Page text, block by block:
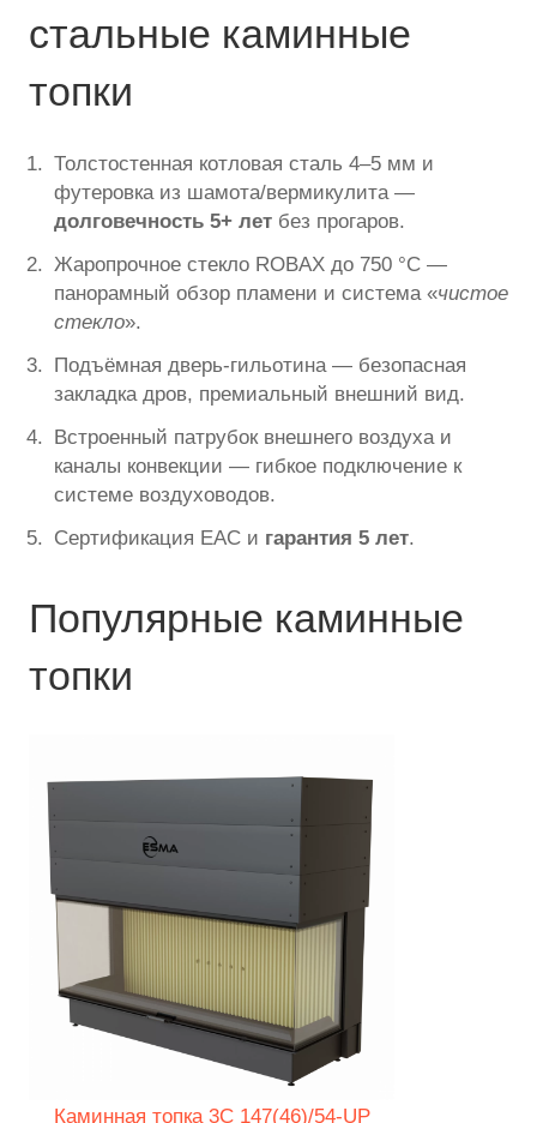
стальные каминные
топки
Толстостенная котловая сталь 4–5 мм и
футеровка из шамота/вермикулита —
долговечность 5+ лет без прогаров.
Жаропрочное стекло ROBAX до 750 °C —
панорамный обзор пламени и система «чистое
стекло».
Подъёмная дверь-гильотина — безопасная
закладка дров, премиальный внешний вид.
Встроенный патрубок внешнего воздуха и
каналы конвекции — гибкое подключение к
системе воздуховодов.
Сертификация ЕАС и гарантия 5 лет.
Популярные каминные
топки
Каминная топка 3C 147(46)/54-UP